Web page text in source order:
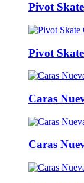
Pivot
Pivot
Caras
Caras